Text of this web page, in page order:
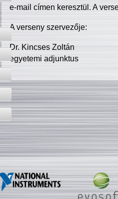
e-mail címen keresztül. A
A verseny szervezője:
Dr. Kincses Zoltán
egyetemi adjunktus